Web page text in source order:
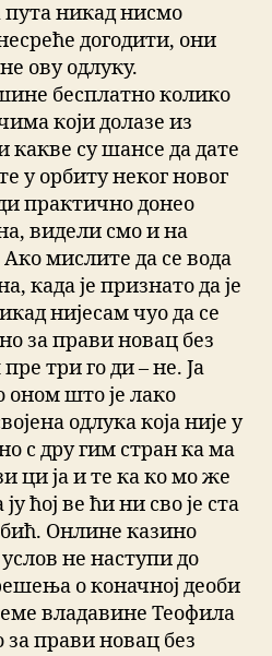
пута никад нисмо
догодити, они
ову одлуку.
бесплатно колико
који долазе из
су шансе да дате
у орбиту неког новог
практично донео
видели смо и на
мислите да се вода
када је признато да је
нијесам чуо да се
за прави новац без
три го ди – не. Ја
што је лако
одлука која није у
с дру гим стран ка ма
ци ја и те ка ко мо же
ћој ве ћи ни сво је ста
бић. Онлине казино
не наступи до
о коначној деоби
владавине Теофила
прави новац без